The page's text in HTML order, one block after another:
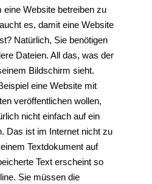
eine Website betreiben zu
es, damit eine Website
Natürlich, Sie benötigen
Dateien. All das, was der
Bildschirm sieht.
eine Website mit
veröffentlichen wollen,
nicht einfach auf ein
Das ist im Internet nicht zu
Textdokument auf
Text erscheint so
Sie müssen die